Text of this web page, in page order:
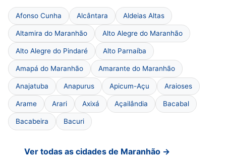
Afonso Cunha Alcântara Aldeias Altas
Altamira do Maranhão Alto Alegre do Maranhão
Alto Alegre do Pindaré Alto Parnaíba
Amapá do Maranhão Amarante do Maranhão
Anajatuba Anapurus Apicum-Açu Araioses
Arame Arari Axixá Açailândia Bacabal
Bacabeira Bacuri
Ver todas as cidades de Maranhão →